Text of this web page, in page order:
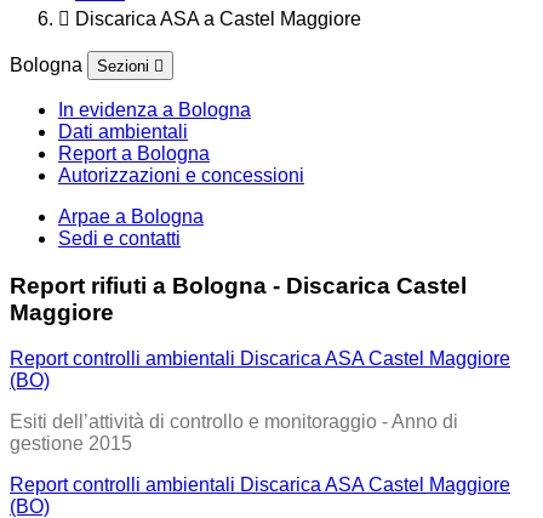
Discarica ASA a Castel Maggiore
Bologna Sezioni
In evidenza a Bologna
Dati ambientali
Report a Bologna
Autorizzazioni e concessioni
Arpae a Bologna
Sedi e contatti
Report rifiuti a Bologna - Discarica Castel
Maggiore
Report controlli ambientali Discarica ASA Castel Maggiore
(BO)
Esiti dell’attività di controllo e monitoraggio - Anno di
gestione 2015
Report controlli ambientali Discarica ASA Castel Maggiore
(BO)